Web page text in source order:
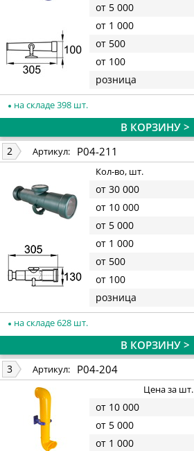
от 5 000
от 1 000
от 500
от 100
розница
на складе 398 шт.
В КОРЗИНУ >
2 Артикул: P04-211
Кол-во, шт.
от 30 000
от 10 000
от 5 000
от 1 000
от 500
от 100
розница
на складе 628 шт.
В КОРЗИНУ >
3 Артикул: P04-204
Цена за шт.
от 10 000
от 5 000
от 1 000